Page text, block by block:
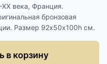
века, Франция.
бронзовая
Размер 92х50х100h см.
в корзину